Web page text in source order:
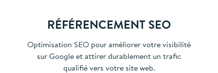
RÉFÉRENCEMENT SEO
Optimisation SEO pour améliorer votre visibilité
sur Google et attirer durablement un trafic
qualifié vers votre site web.